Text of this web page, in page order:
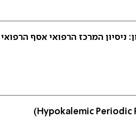
המרכז הרפואי אסף הרפואי בין